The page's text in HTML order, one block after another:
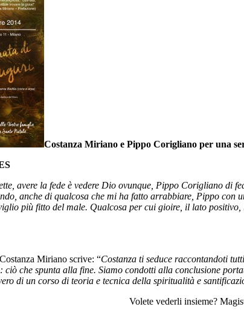
Costanza Miriano e Pippo Corigliano per una
avere la fede è vedere Dio ovunque, Pippo Corigliano di
anche di qualcosa che mi ha fatto arrabbiare, Pippo
più fitto del male. Qualcosa per cui gioire, il lato
Miriano scrive: “Costanza ti seduce raccontandoti
che spunta alla fine. Siamo condotti alla conclusione
di un corso di teoria e tecnica della spiritualità e
Volete vederli insieme?